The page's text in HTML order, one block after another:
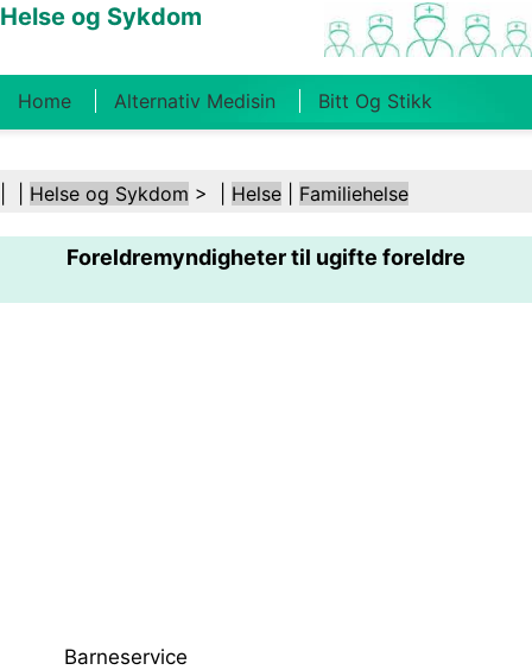
Helse og Sykdom
Home Alternativ Medisin Bitt Og Stikk
Kosthold Og Ernæring Familiehelse
Helsebransjen Psykisk Helse Folkehelse Og
Sikkerhet Kirurgi Og Prosedyrer Helse
Helse og Sykdom > | Helse Familiehelse
Foreldremyndigheter til ugifte foreldre
Barneservice